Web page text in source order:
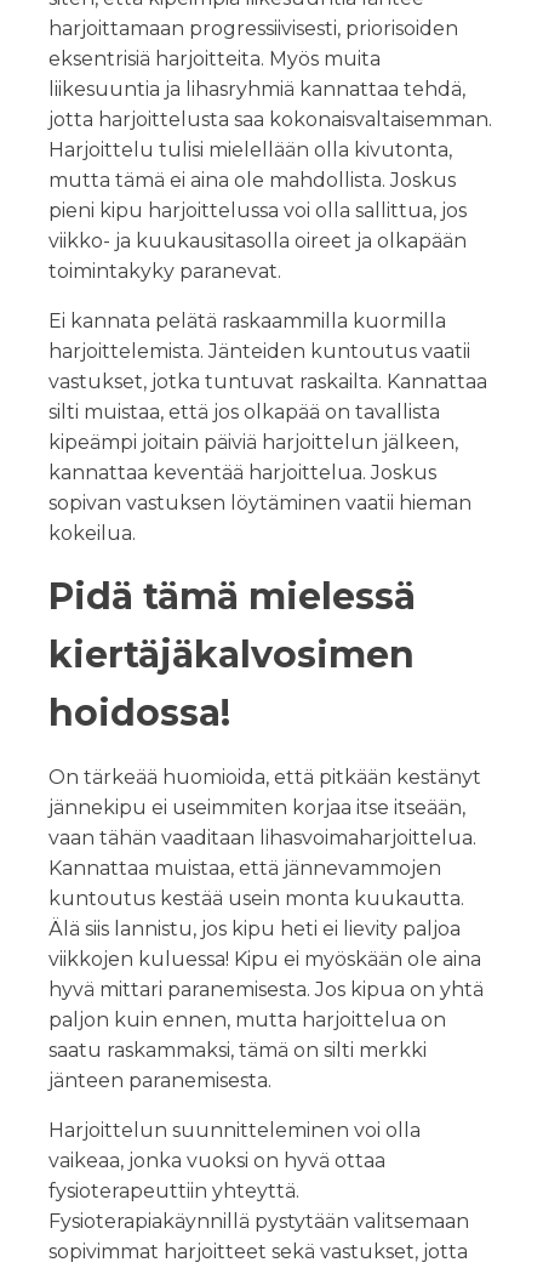
harjoittamaan progressiivisesti, priorisoiden
eksentrisiä harjoitteita. Myös muita
liikesuuntia ja lihasryhmiä kannattaa tehdä,
jotta harjoittelusta saa kokonaisvaltaisemman.
Harjoittelu tulisi mielellään olla kivutonta,
mutta tämä ei aina ole mahdollista. Joskus
pieni kipu harjoittelussa voi olla sallittua, jos
viikko- ja kuukausitasolla oireet ja olkapään
toimintakyky paranevat.
Ei kannata pelätä raskaammilla kuormilla
harjoittelemista. Jänteiden kuntoutus vaatii
vastukset, jotka tuntuvat raskailta. Kannattaa
silti muistaa, että jos olkapää on tavallista
kipeämpi joitain päiviä harjoittelun jälkeen,
kannattaa keventää harjoittelua. Joskus
sopivan vastuksen löytäminen vaatii hieman
kokeilua.
Pidä tämä mielessä
kiertäjäkalvosimen
hoidossa!
On tärkeää huomioida, että pitkään kestänyt
jännekipu ei useimmiten korjaa itse itseään,
vaan tähän vaaditaan lihasvoimaharjoittelua.
Kannattaa muistaa, että jännevammojen
kuntoutus kestää usein monta kuukautta.
Älä siis lannistu, jos kipu heti ei lievity paljoa
viikkojen kuluessa! Kipu ei myöskään ole aina
hyvä mittari paranemisesta. Jos kipua on yhtä
paljon kuin ennen, mutta harjoittelua on
saatu raskammaksi, tämä on silti merkki
jänteen paranemisesta.
Harjoittelun suunnitteleminen voi olla
vaikeaa, jonka vuoksi on hyvä ottaa
fysioterapeuttiin yhteyttä.
Fysioterapiakäynnillä pystytään valitsemaan
sopivimmat harjoitteet sekä vastukset, jotta